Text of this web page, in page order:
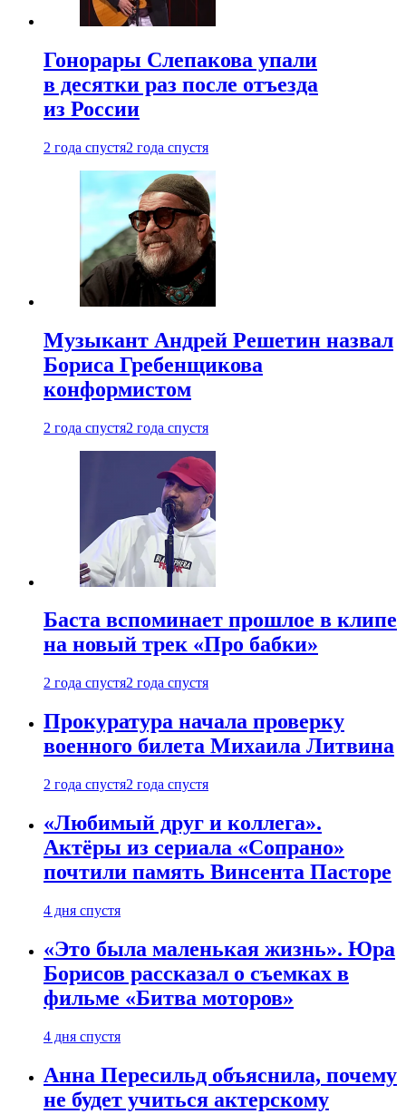
Гонорары Слепакова упали
в десятки раз после отъезда
из России
2 года спустя2 года спустя
Музыкант Андрей Решетин назвал
Бориса Гребенщикова
конформистом
2 года спустя2 года спустя
Баста вспоминает прошлое в клипе
на новый трек «Про бабки»
2 года спустя2 года спустя
Прокуратура начала проверку
военного билета Михаила Литвина
2 года спустя2 года спустя
«Любимый друг и коллега».
Актёры из сериала «Сопрано»
почтили память Винсента Пасторе
4 дня спустя
«Это была маленькая жизнь». Юра
Борисов рассказал о съемках в
фильме «Битва моторов»
4 дня спустя
Анна Пересильд объяснила, почему
не будет учиться актерскому